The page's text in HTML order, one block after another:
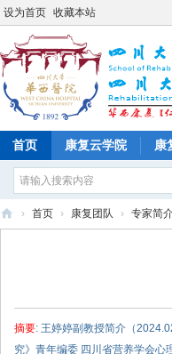
设为首页 收藏本站
首页 康复云学院 康
› 首页 › 康复团队 › 专家简
摘要: 王婷婷副教授简介（
究》青年编委 四川省营养学会心